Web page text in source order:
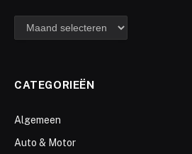
archief
CATEGORIEËN
Algemeen
Auto & Motor